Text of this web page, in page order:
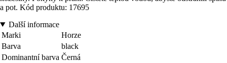
a pot. Kód produktu: 17695
Další informace
Marki
Horze
Barva
black
Dominantní barva Černá